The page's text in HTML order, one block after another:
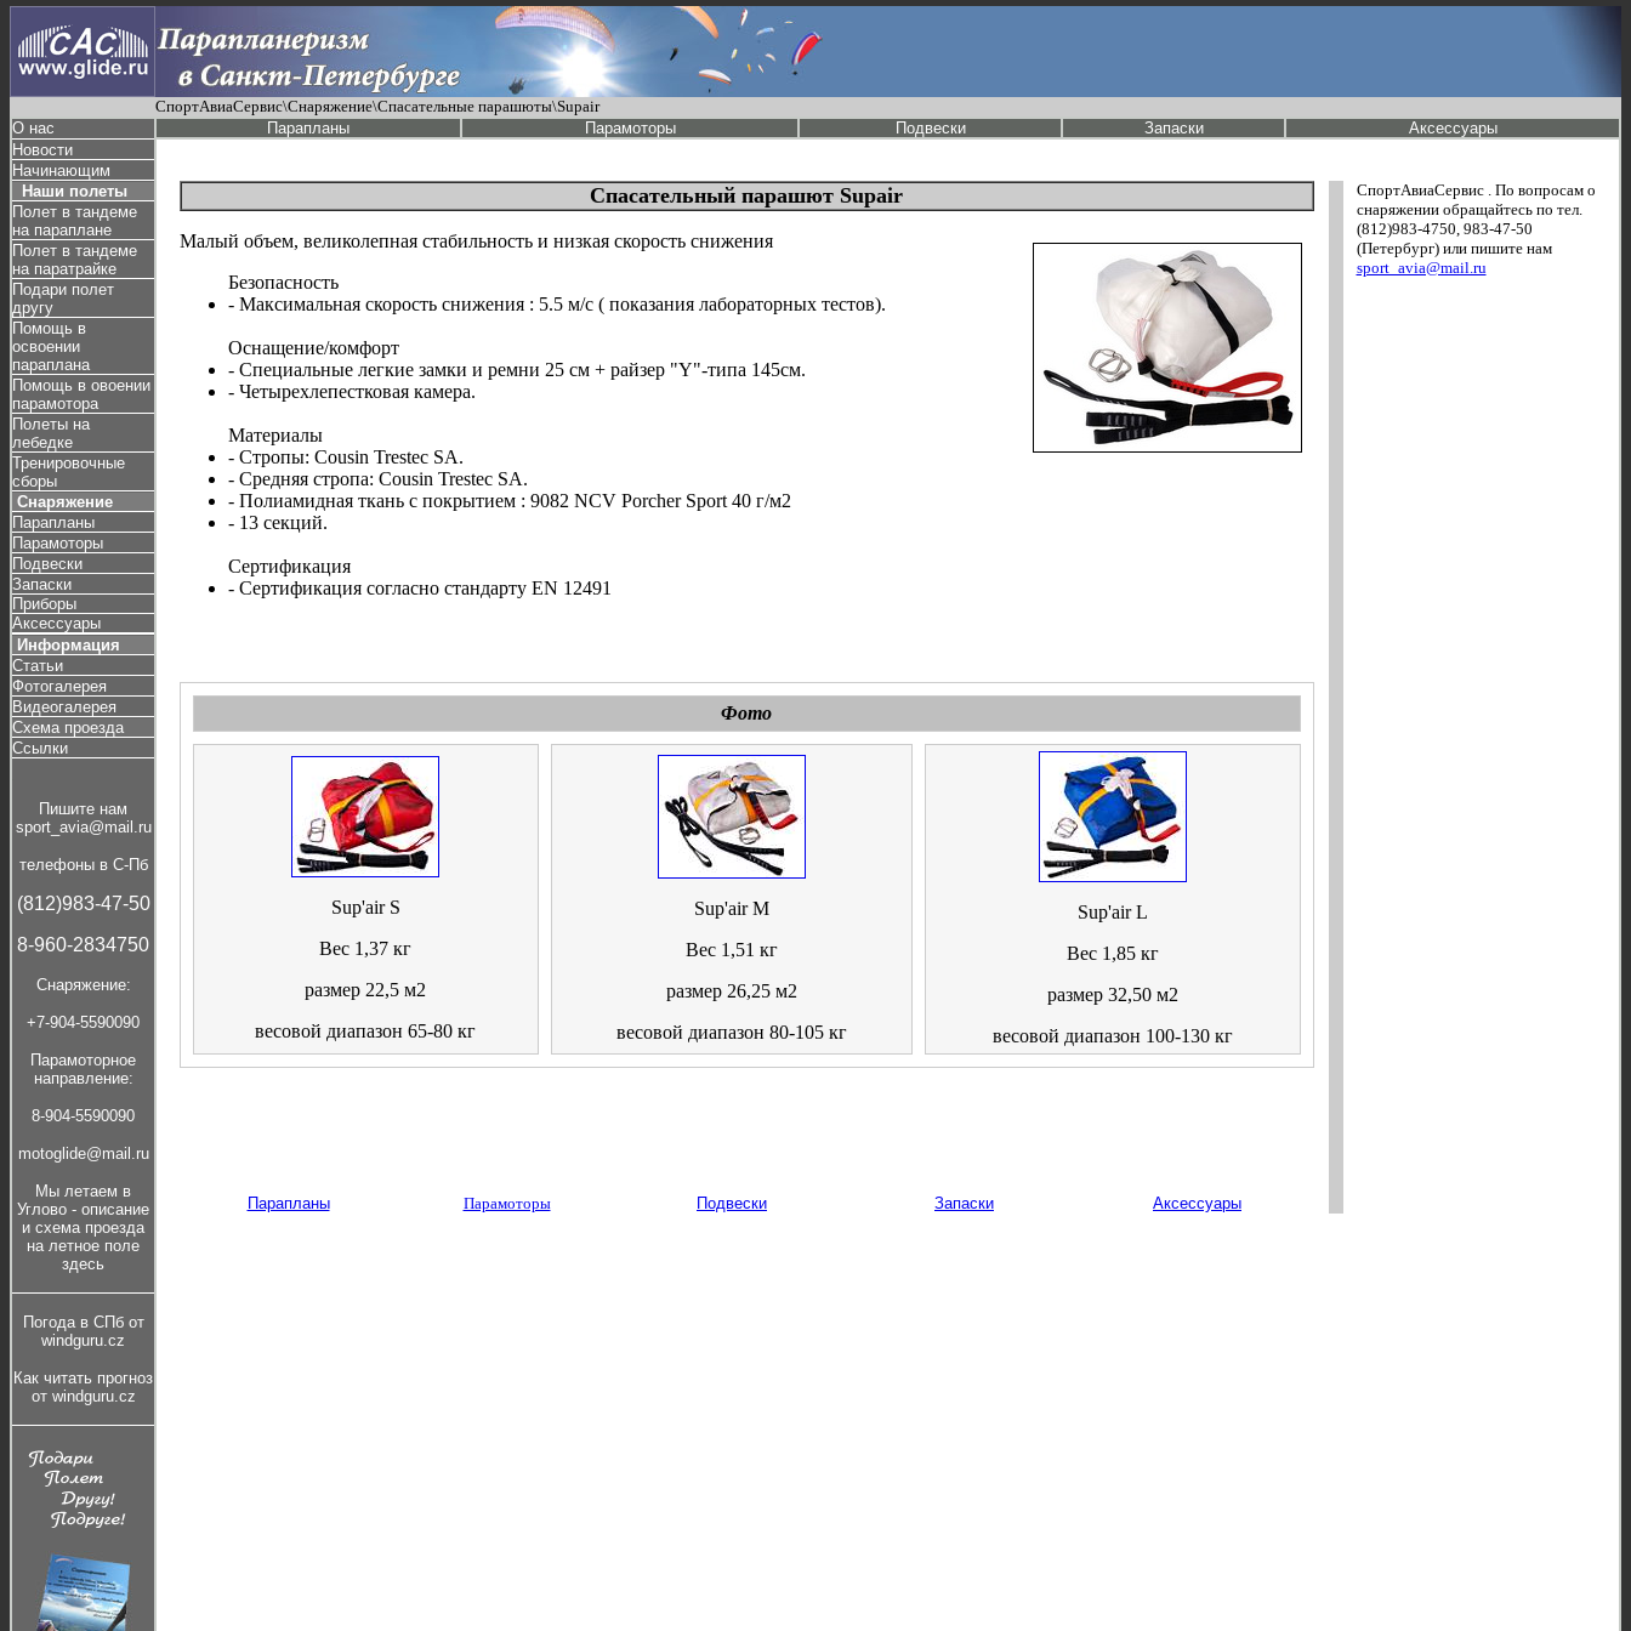
СпортАвиаСервис\Снаряжение\Спасательные парашюты\Supair
О нас
Новости
Начинающим
Наши полеты
Полет в тандеме
на параплане
Полет в тандеме
на паратрайке
Подари полет
другу
Помощь в
освоении
параплана
Помощь в овоении
парамотора
Полеты на
лебедке
Тренировочные
сборы
Снаряжение
Парапланы
Парамоторы
Подвески
Запаски
Приборы
Аксессуары
Информация
Статьи
Фотогалерея
Видеогалерея
Схема проезда
Ссылки
Пишите нам
sport_avia@mail.ru
телефоны в С-Пб
(812)983-47-50
8-960-2834750
Cнаряжение:
+7-904-5590090
Парамоторное
направление:
8-904-5590090
motoglide@mail.ru
Мы летаем в
Углово - описание
и cхема проезда
на летное поле
здесь
Погода в СПб от
windguru.cz
Как читать прогноз
от windguru.cz
Парапланы Парамоторы Подвески Запаски Аксессуары
Спасательный парашют Supair
Малый объем, великолепная стабильность и низкая скорость снижения
Безопасность
- Максимальная скорость снижения : 5.5 м/с ( показания лабораторных тестов).
Оснащение/комфорт
- Специальные легкие замки и ремни 25 см + райзер "Y"-типа 145см.
- Четырехлепестковая камера.
Материалы
- Стропы: Cousin Trestec SA.
- Средняя стропа: Cousin Trestec SA.
- Полиамидная ткань с покрытием : 9082 NCV Porcher Sport 40 г/м2
- 13 секций.
Сертификация
- Сертификация согласно стандарту EN 12491
СпортАвиаСервис . По вопросам о
снаряжении обращайтесь по тел.
(812)983-4750, 983-47-50
(Петербург) или пишите нам
sport_avia@mail.ru
Фото
Sup'air S
Вес 1,37 кг
размер 22,5 м2
весовой диапазон 65-80 кг
Sup'air M
Вес 1,51 кг
размер 26,25 м2
весовой диапазон 80-105 кг
Sup'air L
Вес 1,85 кг
размер 32,50 м2
весовой диапазон 100-130 кг
Парапланы Парамоторы Подвески Запаски Аксессуары